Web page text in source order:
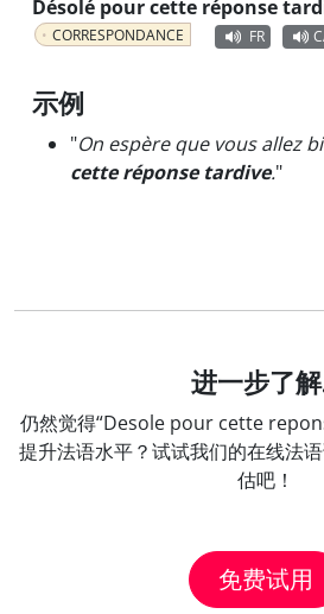
Désolé pour cette réponse
CORRESPONDANCE FR
示例
"On espère que vous allez
cette réponse tardive."
进一步了
仍然觉得“Desole pour cette
提升法语水平？试试我们的在线法
估吧！
免费试用